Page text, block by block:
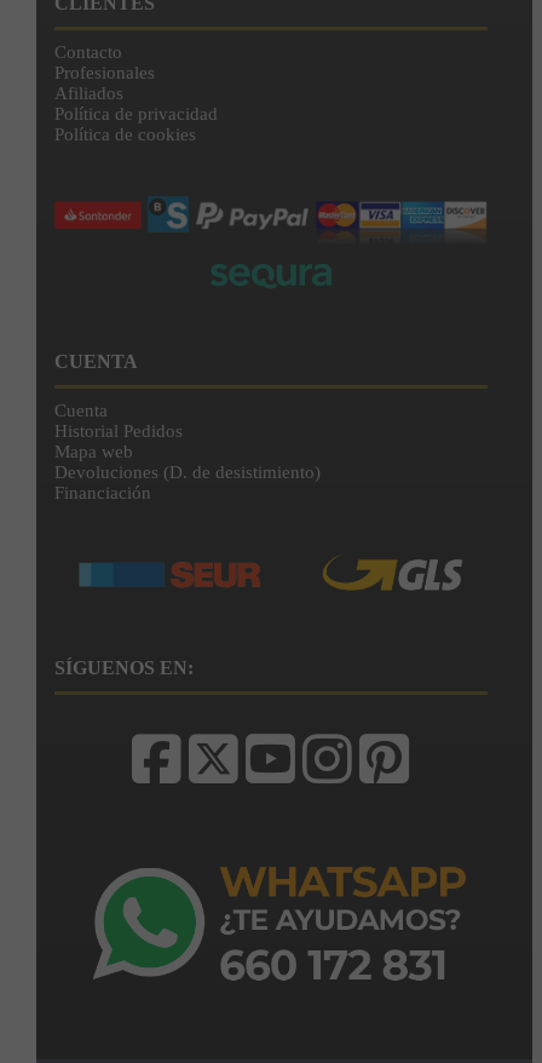
Contacto
Profesionales
Afiliados
Política de privacidad
Política de cookies
CUENTA
Cuenta
Historial Pedidos
Mapa web
Devoluciones (D. de desistimiento)
Financiación
SÍGUENOS EN: